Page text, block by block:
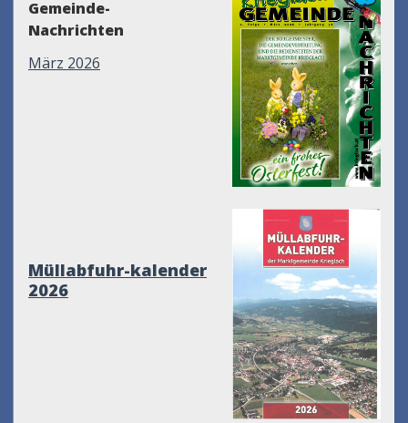
Gemeinde-
Nachrichten
März 2026
Müllabfuhr-kalender
2026